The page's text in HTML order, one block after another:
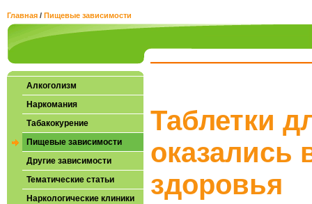
Главная / Пищевые зависимости
Алкоголизм
Наркомания
Табакокурение
Пищевые зависимости
Другие зависимости
Тематические статьи
Наркологические клиники
Таблетки
оказались
здоровья